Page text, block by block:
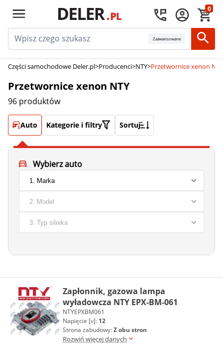
0
Zaawansowane
Części samochodowe Deler.pl>Producenci>NTY>Przetwornice xenon NTY
Przetwornice xenon NTY
96 produktów
Auto Kategorie i filtry Sortuj
Wybierz auto
Zapłonnik, gazowa lampa
wyładowcza NTY EPX-BM-061
NTYEPXBM061
Napięcie [v]: 12
Strona zabudowy:Z obu stron
Rozwiń więcej danych